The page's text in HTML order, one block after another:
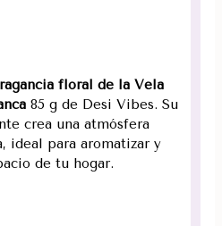
floral de la Vela
85 g de Desi Vibes. Su
crea una atmósfera
ideal para aromatizar y
de tu hogar.